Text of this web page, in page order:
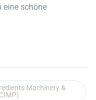
eine schöne
Machinery &